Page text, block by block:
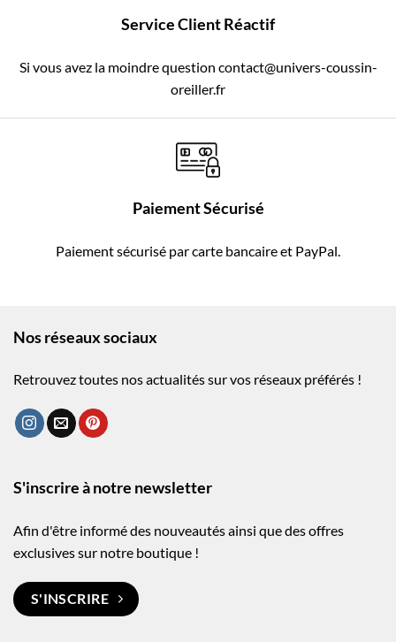
Service Client Réactif
Si vous avez la moindre question contact@univers-coussin-
oreiller.fr
Paiement Sécurisé
Paiement sécurisé par carte bancaire et PayPal.
Nos réseaux sociaux
Retrouvez toutes nos actualités sur vos réseaux préférés !
S'inscrire à notre newsletter
Afin d'être informé des nouveautés ainsi que des offres
exclusives sur notre boutique !
S'INSCRIRE